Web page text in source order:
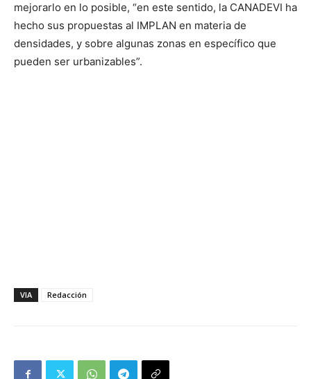
mejorarlo en lo posible, “en este sentido, la CANADEVI ha
hecho sus propuestas al IMPLAN en materia de
densidades, y sobre algunas zonas en específico que
pueden ser urbanizables”.
VIA Redacción